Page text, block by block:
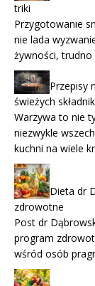
triki
Przygotowanie
nie lada
żywności, trudno
Przepisy
świeżych
Warzywa to nie
niezwykle
kuchni na wiele
Dieta dr
zdrowotne
Post dr
program
wśród osób